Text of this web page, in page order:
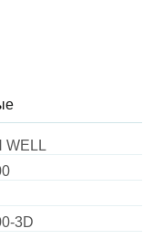
WELL
3D